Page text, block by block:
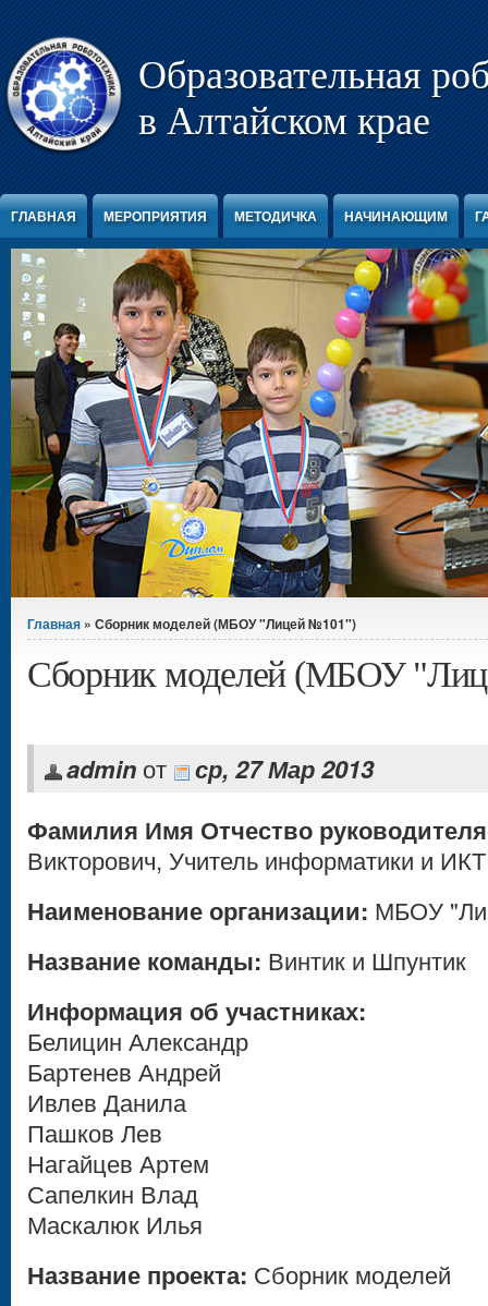
Образовательная
в Алтайском крае
ГЛАВНАЯ МЕРОПРИЯТИЯ МЕТОДИЧКА НАЧИНАЮЩИМ
Вы здесь
Главная » Сборник моделей (МБОУ "Лицей №101")
Сборник моделей (МБОУ
admin от
ср, 27 Мар 2013
Фамилия Имя Отчество
Викторович, Учитель информатики и ИКТ
Наименование организации: МБОУ
Название команды: Винтик и Шпунтик
Информация об участниках:
Белицин Александр
Бартенев Андрей
Ивлев Данила
Пашков Лев
Нагайцев Артем
Сапелкин Влад
Маскалюк Илья
Название проекта: Сборник моделей